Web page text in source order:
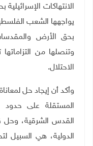
الانتهاكات الإسرائيلية
يواجهها الشعب
بحق الأرض
وتنصلها من
الاحتلال.
وأكد أن إيجاد حل
القدس الشرقية، وحل
الدولية، هي السبيل